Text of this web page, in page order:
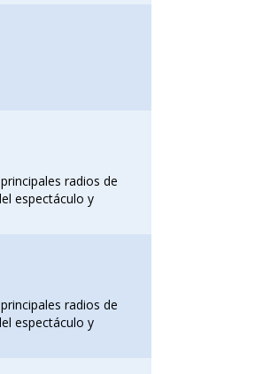
radios de
espectáculo y
radios de
espectáculo y